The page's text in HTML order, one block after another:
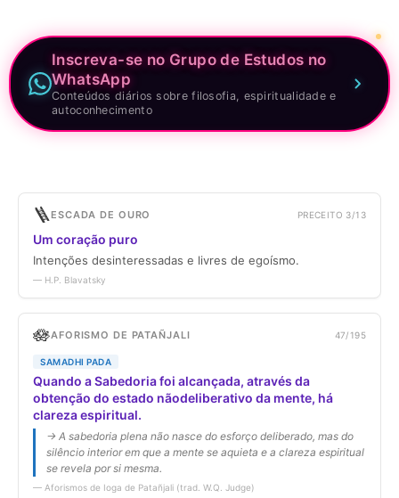
Inscreva-se no Grupo de Estudos no
WhatsApp
Conteúdos diários sobre filosofia, espiritualidade e
autoconhecimento